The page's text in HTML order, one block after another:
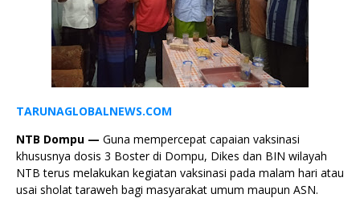
TARUNAGLOBALNEWS.COM
NTB Dompu — Guna mempercepat capaian vaksinasi
khususnya dosis 3 Boster di Dompu, Dikes dan BIN wilayah
NTB terus melakukan kegiatan vaksinasi pada malam hari atau
usai sholat taraweh bagi masyarakat umum maupun ASN.